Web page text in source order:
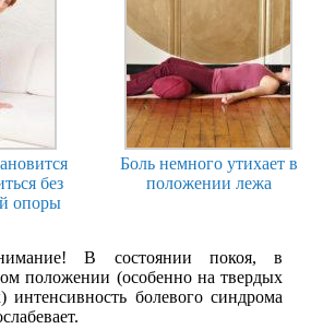
без
опоры
Боль немного утихает в
положении лежа
В состоянии покоя, в
положении (особенно на твердых
интенсивность болевого синдрома